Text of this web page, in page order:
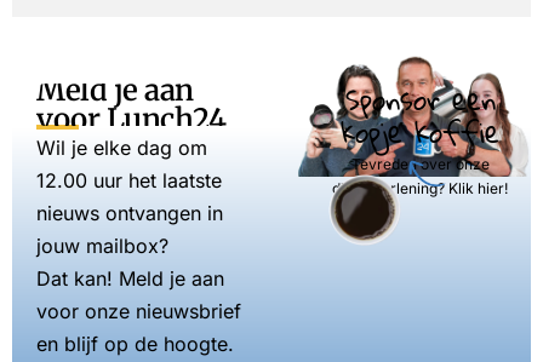
Meld je aan
voor Lunch24
Wil je elke dag om
12.00 uur het laatste
nieuws ontvangen in
jouw mailbox?
Dat kan! Meld je aan
voor onze nieuwsbrief
en blijf op de hoogte.
Sponsor een
kopje koffie
Tevreden over onze
dienstverlening? Klik hier!